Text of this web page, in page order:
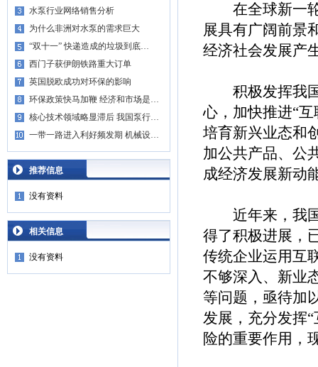
水泵行业网络销售分析
为什么非洲对水泵的需求巨大
“双十一” 快递造成的垃圾到底…
西门子获伊朗铁路重大订单
英国脱欧成功对环保的影响
环保政策快马加鞭 经济和市场是…
核心技术领域略显滞后 我国泵行…
一带一路进入利好频发期 机械设…
推荐信息
没有资料
相关信息
没有资料
在全球新一轮
展具有广阔前景
经济社会发展产
积极发挥我国
心，加快推进“
培育新兴业态和
加公共产品、公
成经济发展新动
近年来，我国
得了积极进展，
传统企业运用互
不够深入、新业
等问题，亟待加
发展，充分发挥
险的重要作用，